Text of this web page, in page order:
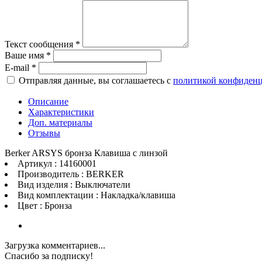
Текст сообщения *
Ваше имя *
E-mail *
Отправляя данные, вы соглашаетесь с политикой
Описание
Характеристики
Доп. материалы
Отзывы
Berker ARSYS бронза Клавиша с линзой
Артикул : 14160001
Производитель : BERKER
Вид изделия : Выключатели
Вид комплектации : Накладка/клавиша
Цвет : Бронза
Загрузка комментариев...
Спасибо за подписку!